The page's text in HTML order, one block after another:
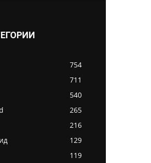
754
711
540
265
216
129
119